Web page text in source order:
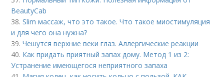
BeautyCab
38.Slim массаж, что это такое. Что такое миостимуляция
и для чего она нужна?
39.Чешутся верхние веки глаз. Аллергические реакции
40. Как придать приятный запах дому. Метод 1 из 2:
Устранение имеющегося неприятного запаха